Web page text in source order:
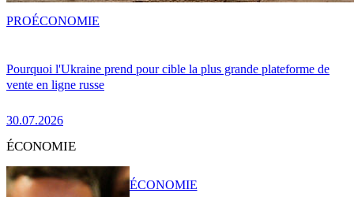
Pourquoi l'Ukraine prend pour cible la plus grande plateforme de
vente en ligne russe
30.07.2026
PROÉCONOMIE
ÉCONOMIE
ÉCONOMIE